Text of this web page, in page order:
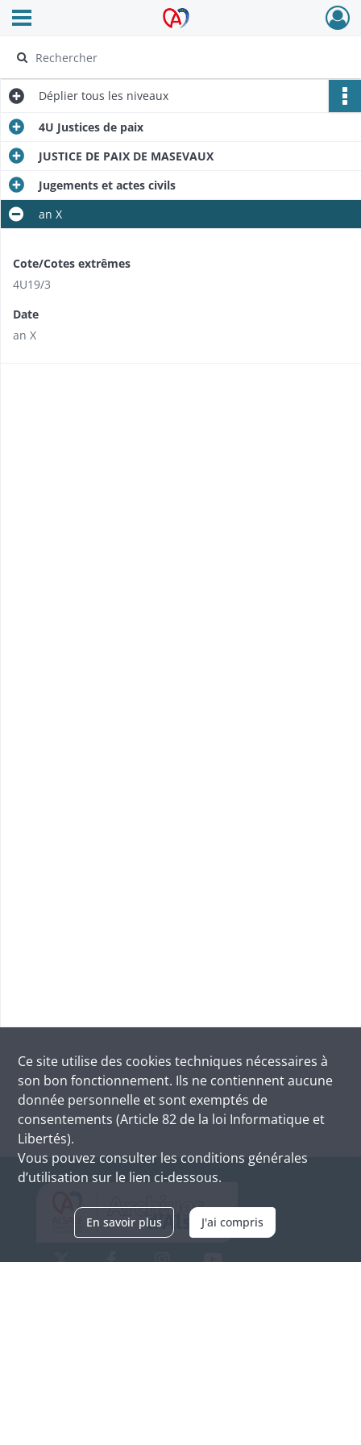
Archives Alsace - Colmar
Ouvrir le menu déroulant
Déplier tous les niveaux
4U Justices de paix
JUSTICE DE PAIX DE MASEVAUX
Jugements et actes civils
an X
Cote/Cotes extrêmes
4U19/3
Date
an X
Ce site utilise des cookies techniques nécessaires à
son bon fonctionnement. Ils ne contiennent aucune
donnée personnelle et sont exemptés de
consentements (Article 82 de la loi Informatique et
Libertés).
Vous pouvez consulter les conditions générales
d’utilisation sur le lien ci-dessous.
En savoir plus J'ai compris